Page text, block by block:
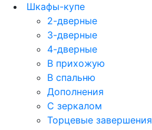
Шкафы-купе
2-дверные
3-дверные
4-дверные
В прихожую
В спальню
Дополнения
С зеркалом
Торцевые завершения